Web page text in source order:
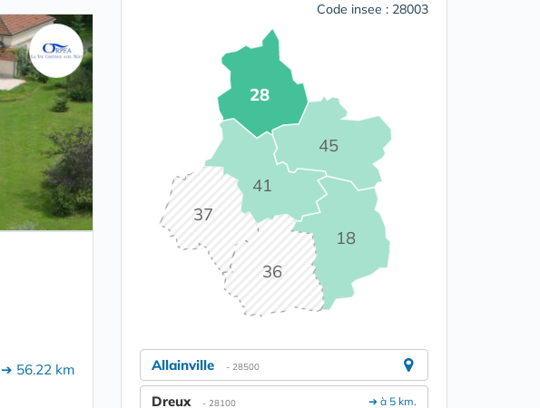
➔ 56.22 km
Code insee : 28003
18
28
36
37
41
45
Allainville - 28500
➔ à 5 km.
Dreux - 28100